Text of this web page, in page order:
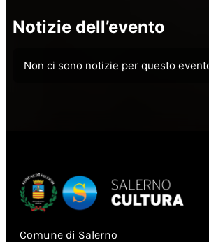
Notizie dell’evento
Non ci sono notizie per questo
Comune di Salerno